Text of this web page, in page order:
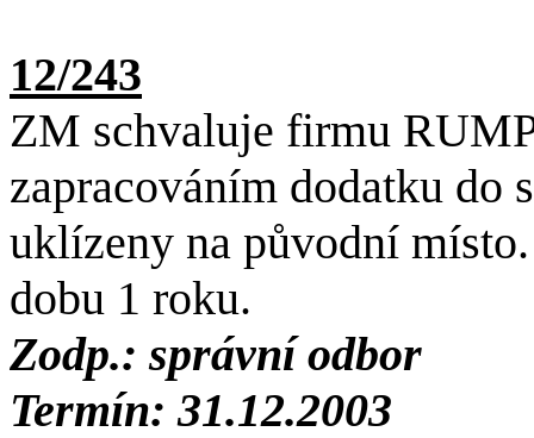
12/243
ZM schvaluje firmu
zapracováním dodatku do
uklízeny na původní
dobu 1 roku.
Zodp.: správní odbor
Termín: 31.12.2003